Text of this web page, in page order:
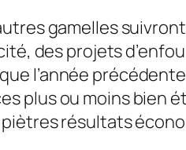
gamelles
des projets
l’année
plus ou moins bien
résultats